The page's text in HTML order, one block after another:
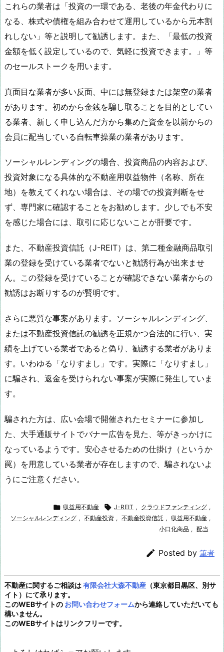
これらの業者は「投資の一環である、老後の年金代わりに
なる、株式や債権を組み合わせて運用しているから元本割
れしない」等と説明して勧誘します。また、「最低の投資
金額を低く設定しているので、気軽に投資できます。」等
のセールストークを用います。
真面目な業者が多い反面、中には無登録または架空の業者
があります。初めから金銭を騙し取ることを目的としてい
る業者、新しく申し込んだ方から集めた資金を以前からの
会員に配当している自転車操業の業者があります。
ソーシャルレンディングの場合、投資商品の内容および、
投資対象になる具体的な不動産用収益物件（名称、所在
地）を教えてくれない場合は、その場での投資判断をせ
ず、専門家に確認することをお勧めします。少しでも不安
を感じた場合には、取引に応じないことが肝要です。
また、不動産投資信託（J-REIT）は、第二種金融商品取引
業の登録を受けている業者でないと勧誘行為が出来ませ
ん。この登録を受けていることが確認できない業者からの
勧誘はお断りするのが賢明です。
さらに悪質な事案があります。ソーシャルレンディング、
または不動産投資信託の勧誘を正規かつ合法的に行い、実
績を上げている業者であると偽り、勧誘する業者がありま
す。いわゆる「なりすまし」です。実際に「なりすまし」
に騙され、返金を受けられない事案が実際に発生していま
す。
騙された方は、広い会場で開催されたセミナーに参加し
た、大手通販サイトでバナー広告を見た、等がきっかけに
なっているようです。安心させるための仕掛け（というか
罠）を用意している業者が存在しますので、騙されないよ
うにご注意ください。
 収益用不動産  J-REIT , クラウドファンティング ,
ソーシャルレンディング , 不動産投資 , 不動産投資信託 , 収益用不動産 ,
小口化商品 , 配当
 Posted by 筆者
不動産に関するご相談は有限会社大森不動産 （東京都目黒区、別サ
イト）にて承ります。
このWEBサイトの お問い合わせフォームから連絡していただいても
構いません。
このWEBサイトはリンクフリーです。